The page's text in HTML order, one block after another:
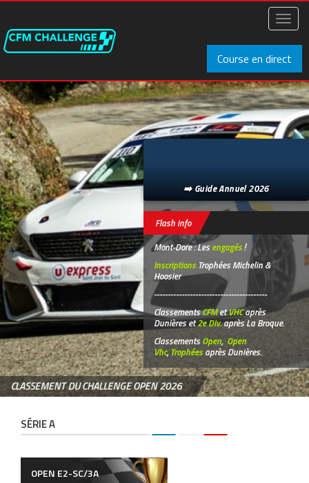
Aller
principal
Course en direct
➡️ Guide Annuel 2026
Flash info
Mont-Dore : Lesengagés!
InscriptionsTrophées Michelin &
Hoosier
-----------------------------------------
ClassementsCFMetVHCaprès
Dunières et2e Div.après La Broque.
ClassementsOpen, Open
Vhc, Trophéesaprès Dunières.
CLASSEMENT DU CHALLENGE OPEN 2026
SÉRIE A
OPEN E2-SC/3A